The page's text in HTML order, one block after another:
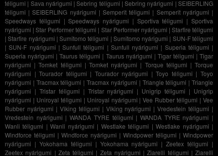
téligumi | Sava nyárigumi |Sebring téligumi |Sebring nyárigumi |SEIBERLING
téligumi |SEIBERLING nyárigumi |Semperit téligumi | Semperit nyárigumi |
Speedways téligumi |Speedways nyárigumi | Sportiva téligumi |Sportiva
nyárigumi |Star Performer téligumi | Star Performer nyárigumi | Starfire téligumi
|Starfire nyárigumi |Sumitomo téligumi | Sumitomo nyárigumi | SUN-F téligumi
|SUN-F nyárigumi | Sunfull téligumi | Sunfull nyárigumi | Superia téligumi |
Superia nyárigumi |Taurus téligumi | Taurus nyárigumi | Tigar téligumi |Tigar
nyárigumi |Tomket téligumi | Tomket nyárigumi | Torque téligumi |Torque
nyárigumi |Tourador téligumi | Tourador nyárigumi |Toyo téligumi |Toyo
nyárigumi | Tracmax téligumi |Tracmax nyárigumi | Triangle téligumi |Triangle
nyárigumi | Tristar téligumi | Tristar nyárigumi | Unigrip téligumi | Unigrip
nyárigumi | Uniroyal téligumi | Uniroyal nyárigumi |Vee Rubber téligumi |Vee
Rubber nyárigumi | Viking téligumi | Viking nyárigumi |Vredestein téligumi |
Vredestein nyárigumi |WANDA TYRE téligumi | WANDA TYRE nyárigumi |
Wanli téligumi |Wanli nyárigumi | Westlake téligumi |Westlake nyárigumi |
Windforce téligumi | Windforce nyárigumi | Windpower téligumi | Windpower
nyárigumi | Yokohama téligumi | Yokohama nyárigumi |Zeetex téligumi |
Zeetex nyárigumi | Zeta téligumi | Zeta nyárigumi |Ziarelli téligumi | Ziarelli